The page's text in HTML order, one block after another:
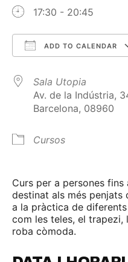
17:30 - 20:45
ADD TO CALENDAR
Sala Utopia
Av. de la Indústria,
Barcelona, 08960
Cursos
Curs per a persones fins
destinat als més penjats
a la pràctica de
com les teles, el trapezi,
roba còmoda.